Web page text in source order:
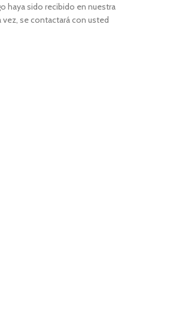
haya sido recibido en nuestra
se contactará con usted